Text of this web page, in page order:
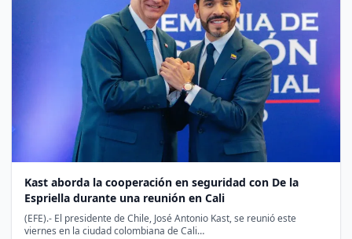
Kast aborda la cooperación en seguridad con De la
Espriella durante una reunión en Cali
(EFE).- El presidente de Chile, José Antonio Kast, se reunió este
viernes en la ciudad colombiana de Cali…